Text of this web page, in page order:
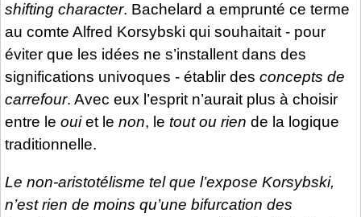
shifting character. Bachelard a emprunté ce terme
au comte Alfred Korsybski qui souhaitait - pour
éviter que les idées ne s’installent dans des
significations univoques - établir des concepts de
carrefour. Avec eux l’esprit n’aurait plus à choisir
entre le ouiet le non, le tout ou rien de la logique
traditionnelle.
Le non-aristotélisme tel que l’expose Korsybski,
n’est rien de moins qu’une bifurcation des